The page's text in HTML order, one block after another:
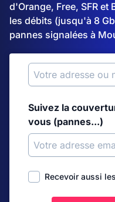
d'Orange, Free, SFR et
les débits (jusqu'à 8
pannes signalées à
Suivez la
vous (pannes...)
Recevoir aussi